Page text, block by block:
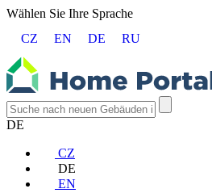
Wählen Sie Ihre Sprache
CZ
EN DE RU
DE
CZ
DE
EN